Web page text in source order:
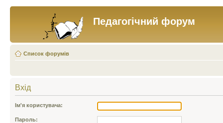
Педагогічний форум
Список форумів
Вхід
Ім'я користувача:
Пароль: